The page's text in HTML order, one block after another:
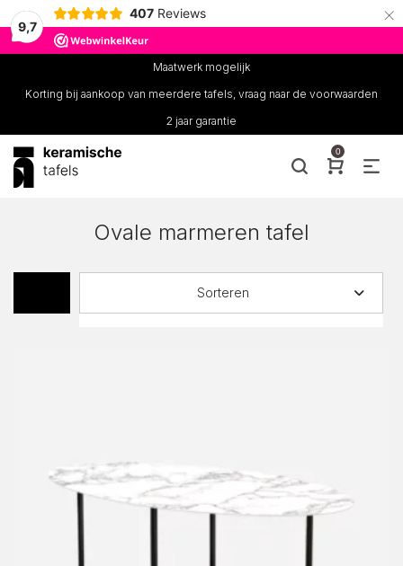
9,7
407 Reviews ×
Maatwerk mogelijk
Korting bij aankoop van meerdere tafels, vraag naar de voorwaarden
2 jaar garantie
0
Ovale marmeren tafel
Sorteren